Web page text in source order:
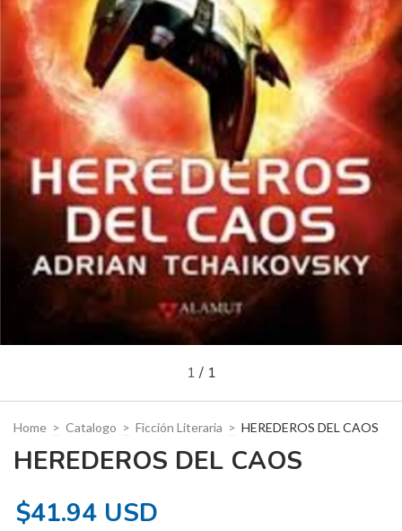
1 / 1
Home > Catalogo > Ficción Literaria > HEREDEROS DEL CAOS
HEREDEROS DEL CAOS
$41.94 USD